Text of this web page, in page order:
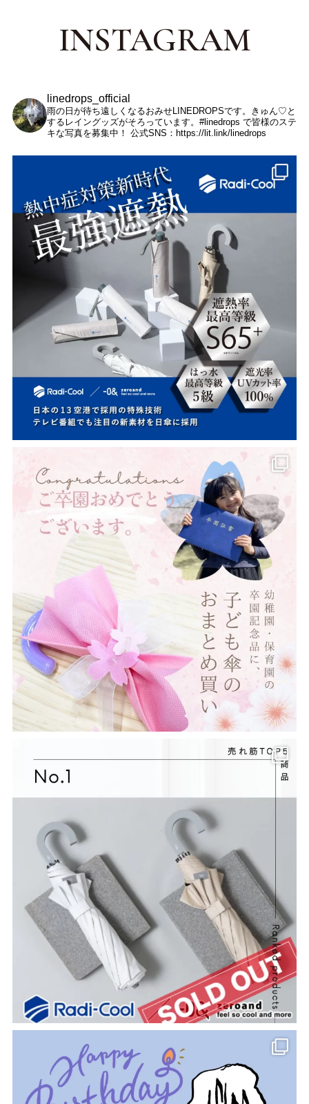
INSTAGRAM
linedrops_official
雨の日が待ち遠しくなるおみせLINEDROPSです。きゅん♡と
するレイングッズがそろっています。#linedrops で皆様のステ
キな写真を募集中！ 公式SNS：https://lit.link/linedrops